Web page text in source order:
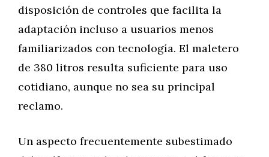
disposición de controles que facilita la
adaptación incluso a usuarios menos
familiarizados con tecnología. El maletero
de 380 litros resulta suficiente para uso
cotidiano, aunque no sea su principal
reclamo.
Un aspecto frecuentemente subestimado